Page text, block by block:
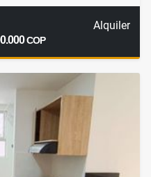
Alquiler
COP